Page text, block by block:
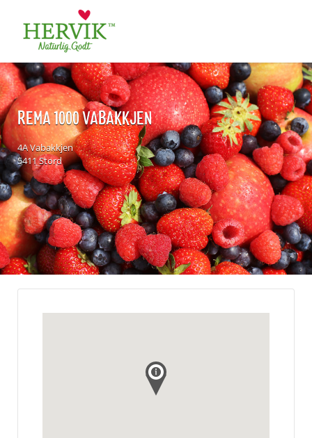
for:
REMA 1000 VABAKKJEN
4A Vabakkjen
5411 Stord